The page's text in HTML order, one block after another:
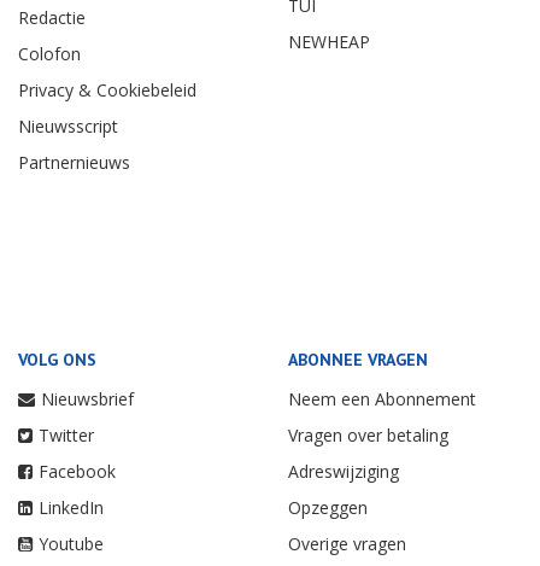
Redactie
Colofon
Privacy & Cookiebeleid
Nieuwsscript
Partnernieuws
TUI
NEWHEAP
VOLG ONS
Nieuwsbrief
Twitter
Facebook
LinkedIn
Youtube
ABONNEE VRAGEN
Neem een Abonnement
Vragen over betaling
Adreswijziging
Opzeggen
Overige vragen